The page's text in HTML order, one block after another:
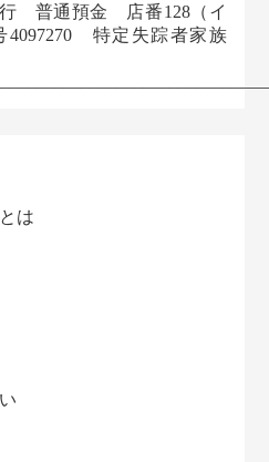
普通預金 店番128（イ
特定失踪者家族
は